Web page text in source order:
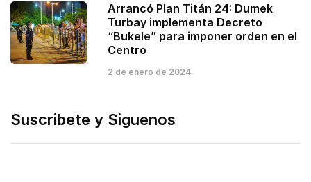
Arrancó Plan Titán 24: Dumek
Turbay implementa Decreto
“Bukele” para imponer orden en el
Centro
2 de enero de 2024
Suscribete y Siguenos